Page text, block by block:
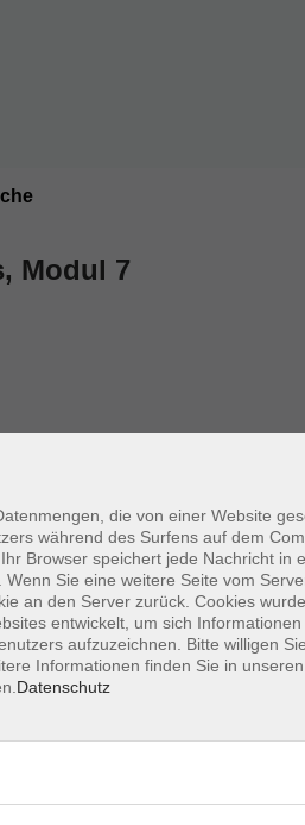
Modul 7
Ort / Raum
Herrsching,
Herrsching,
die von einer Website
während des Surfens auf dem
Browser speichert jede Nachricht in
Wenn Sie eine weitere Seite vom
an den Server zurück. Cookies
entwickelt, um sich
aufzuzeichnen. Bitte willigen
Informationen finden Sie in unseren
Datenschutz